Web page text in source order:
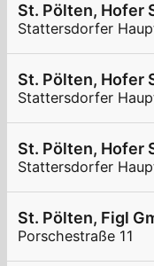
St. Pölten, Hofer
Stattersdorfer
St. Pölten, Hofer
Stattersdorfer
St. Pölten, Hofer
Stattersdorfer
St. Pölten, Figl
Porschestraße 11